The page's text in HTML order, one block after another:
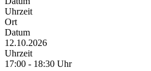
Uhrzeit
Ort
Datum
12.10.2026
Uhrzeit
17:00 - 18:30 Uhr